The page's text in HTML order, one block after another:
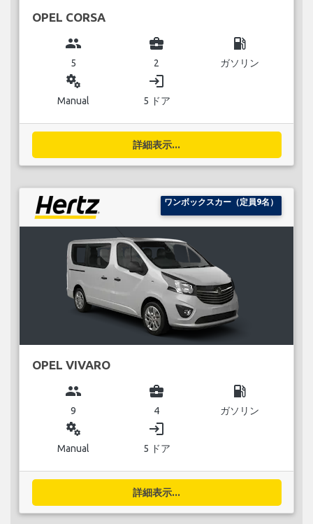
OPEL CORSA
group
5
business_center
2
local_gas_station
ガソリン
miscellaneous_services
Manual
login
5 ドア
詳細表示...
ワンボックスカー（定員9名）
OPEL VIVARO
group
9
business_center
4
local_gas_station
ガソリン
miscellaneous_services
Manual
login
5 ドア
詳細表示...